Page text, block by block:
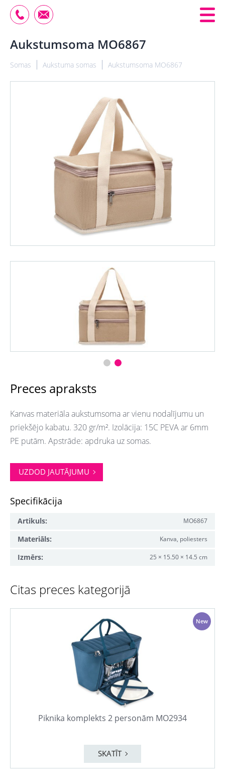
Aukstumsoma MO6867
Somas Aukstuma somas Aukstumsoma MO6867
Preces apraksts
Kanvas materiāla aukstumsoma ar vienu nodalījumu un
priekšējo kabatu. 320 gr/m². Izolācija: 15C PEVA ar 6mm
PE putām. Apstrāde: apdruka uz somas.
UZDOD JAUTĀJUMU
Specifikācija
Artikuls: MO6867
Materiāls: Kanva, poliesters
Izmērs: 25 × 15.50 × 14.5 cm
Citas preces kategorijā
New
Piknika komplekts 2 personām MO2934
SKATĪT